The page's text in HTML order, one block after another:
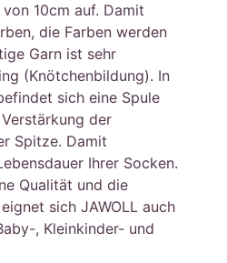
10cm auf. Damit
die Farben werden
Garn ist sehr
(Knötchenbildung). In
sich eine Spule
der
Spitze. Damit
Ihrer Socken.
Qualität und die
sich JAWOLL auch
, Kleinkinder- und